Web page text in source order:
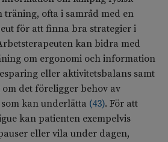
träning, ofta i samråd med en
för att finna bra strategier i
kan bidra med
om ergonomi och information
eller aktivitetsbalans samt
det föreligger behov av
kan underlätta (43). För att
kan patienten exempelvis
eller vila under dagen,